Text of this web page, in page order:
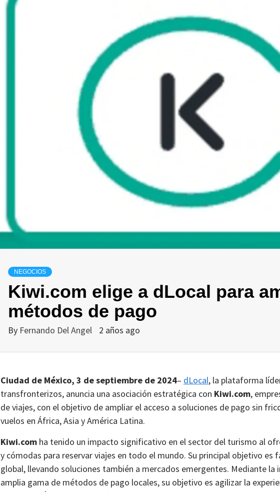
NEGOCIOS
Kiwi.com elige a dLocal para
métodos de pago
By Fernando Del Angel 2 años ago
Ciudad de México, 3 de septiembre de 2024– dLocal, la plataforma
transfronterizos, anuncia una asociación estratégica con Kiwi.com,
de viajes, con el objetivo de ampliar el acceso a soluciones de pago sin
vuelos en África, Asia y América Latina.
Kiwi.com ha tenido un impacto significativo en el sector del turismo al
y cómodas para reservar viajes en todo el mundo. Su principal objetivo es
global, llevando soluciones también a mercados emergentes. Mediante la
amplia gama de métodos de pago locales, su objetivo es agilizar la